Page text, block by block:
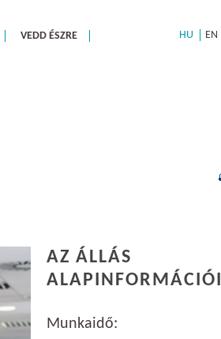
VEDD ÉSZRE HU EN
AZ ÁLLÁS
ALAPINFORMÁCIÓI
Munkaidő: